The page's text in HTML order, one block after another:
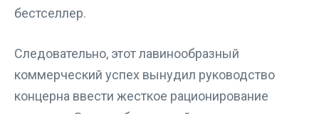
бестселлер.
Следовательно, этот лавинообразный
коммерческий успех вынудил руководство
концерна ввести жесткое рационирование